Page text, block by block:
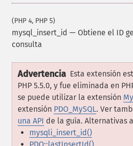
(PHP 4, PHP 5)
mysql_insert_id — Obtiene el ID
consulta
Advertencia Esta extensión
PHP 5.5.0, y fue eliminada en
se puede utilizar la extensión
extensión PDO_MySQL. Ver
una API de la guía. Alternativas
mysqli_insert_id()